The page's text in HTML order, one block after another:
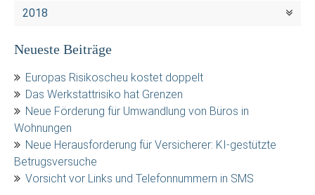
2018
Neueste Beiträge
Europas Risikoscheu kostet doppelt
Das Werkstattrisiko hat Grenzen
Neue Förderung für Umwandlung von Büros in
Wohnungen
Neue Herausforderung für Versicherer: KI-gestützte
Betrugsversuche
Vorsicht vor Links und Telefonnummern in SMS